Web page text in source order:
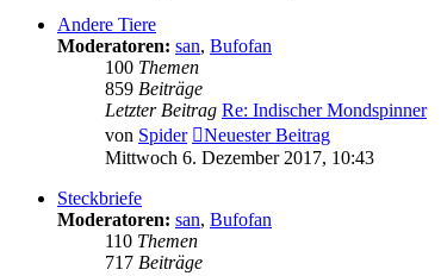
Andere Tiere
Moderatoren: san, Bufofan
100 Themen
859 Beiträge
Letzter Beitrag Re: Indischer Mondspinner
von Spider
Neuester Beitrag
Mittwoch 6. Dezember 2017, 10:43
Steckbriefe
Moderatoren: san, Bufofan
110 Themen
717 Beiträge